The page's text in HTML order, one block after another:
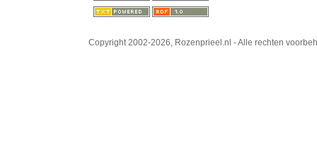
Copyright 2002-2026, Rozenprieel.nl - Alle rechten